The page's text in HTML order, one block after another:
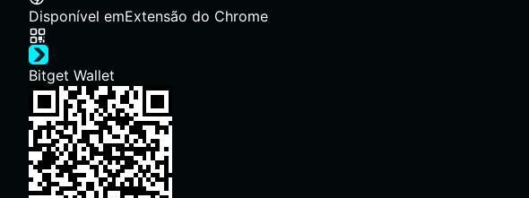
Disponível emExtensão do Chrome
Bitget Wallet